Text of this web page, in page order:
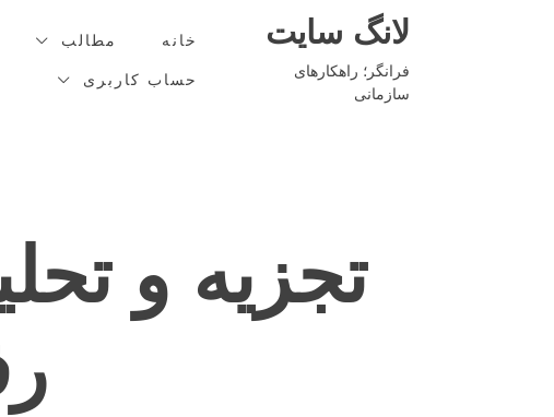
لانگ سایت
فرانگر؛ راهکارهای
سازمانی
خانه مطالب
حساب کاربری
تجزیه و